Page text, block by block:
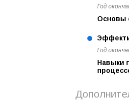
Год
Основы
Год
Навыки